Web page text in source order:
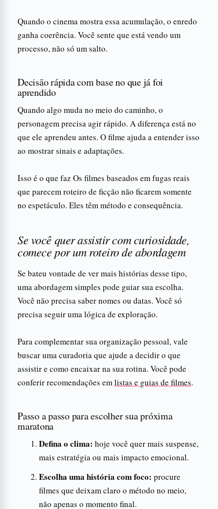
Quando o cinema mostra essa acumulação, o enredo
ganha coerência. Você sente que está vendo um
processo, não só um salto.
Decisão rápida com base no que já foi
aprendido
Quando algo muda no meio do caminho, o
personagem precisa agir rápido. A diferença está no
que ele aprendeu antes. O filme ajuda a entender isso
ao mostrar sinais e adaptações.
Isso é o que faz Os filmes baseados em fugas reais
que parecem roteiro de ficção não ficarem somente
no espetáculo. Eles têm método e consequência.
Se você quer assistir com curiosidade,
comece por um roteiro de abordagem
Se bateu vontade de ver mais histórias desse tipo,
uma abordagem simples pode guiar sua escolha.
Você não precisa saber nomes ou datas. Você só
precisa seguir uma lógica de exploração.
Para complementar sua organização pessoal, vale
buscar uma curadoria que ajude a decidir o que
assistir e como encaixar na sua rotina. Você pode
conferir recomendações emlistas e guias de filmes.
Passo a passo para escolher sua próxima
maratona
Defina o clima: hoje você quer mais suspense,
mais estratégia ou mais impacto emocional.
Escolha uma história com foco: procure
filmes que deixam claro o método no meio,
não apenas o momento final.